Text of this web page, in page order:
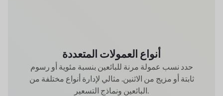
أنواع العمولات المتعددة
حدد نسب عمولة مرنة للبائعين بنسبة مئوية أو رسوم
ثابتة أو مزيج من الاثنين. مثالي لإدارة أنواع مختلفة من
البائعين ونماذج التسعير.